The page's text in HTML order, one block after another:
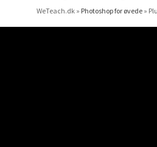
WeTeach.dk » Photoshop for øvede »